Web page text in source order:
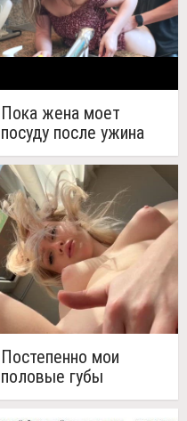
Пока жена моет
посуду после ужина
Постепенно мои
половые губы
набухают!